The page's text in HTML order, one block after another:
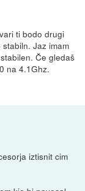
ti bodo drugi
Jaz imam
Če gledaš
na 4.1Ghz.
iztisnit cim